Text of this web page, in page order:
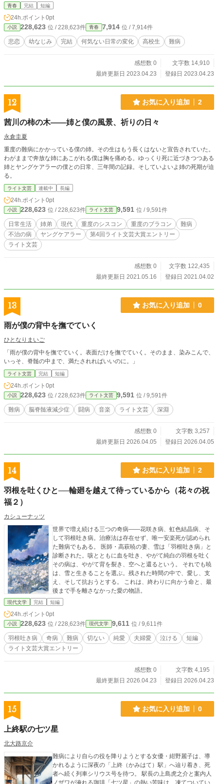
青春 完結 短編
24h.ポイント 0pt
小説 228,623 位 / 228,623件 青春 7,914 位 / 7,914件
悲恋 幼なじみ 完結 何気ない日常の変化 高校生 難病
感想数 0
文字数 14,910
最終更新日 2023.04.23
登録日 2023.04.23
12 お気に入り追加 2
茜川の柿の木――姉と僕の風景、祈りの日々
永倉圭夏
重度の難病にかかっている僕の姉。その生はもう長くはないと宣告されていた。
わがままで奔放な姉にあこがれる僕は胸を痛める。ゆっくり死に近づきつつある
姉とヤングケアラーの僕との日常、三年間の記録。そしていよいよ姉の死期が迫
る。
ライト文芸 連載中 長編
24h.ポイント 0pt
小説 228,623 位 / 228,623件 ライト文芸 9,591 位 / 9,591件
日常生活 姉弟 現代 重度のシスコン 重度のブラコン
難病
不治の病
ヤングケアラー
第4回ライト文芸大賞エントリー
ライト文芸
感想数 0
文字数 122,435
最終更新日 2021.05.16
登録日 2021.04.02
13 お気に入り追加 0
雨が僕の背中を撫でていく
ひとなりまいご
「雨が僕の背中を撫でていく。表面だけを撫でていく。そのまま、染みこんで、
いっそ、脊髄の中まで、満たされればいいのに。」
ライト文芸 完結 短編
24h.ポイント 0pt
小説 228,623 位 / 228,623件 ライト文芸 9,591 位 / 9,591件
難病 脳脊髄液減少症 闘病 音楽 ライト文芸 深淵
感想数 0
文字数 3,257
最終更新日 2026.04.05
登録日 2026.04.05
14 お気に入り追加 2
羽根を吐くひと──輪廻を越えて待っているから（花々の祝
福２）
カシューナッツ
世界で増え続ける三つの奇病――花咲き病、虹色結晶病、そ
して羽根吐き病。治療法は存在せず、唯一安楽死が認められ
た難病でもある。 医師・高萩暁の妻、雪は「羽根吐き病」と
診断された。咳とともに血を吐き、やがて純白の羽根を吐く
その病は、やがて背を裂き、空へと還るという。 それでも暁
は、雪と生きることを選ぶ。残された時間の中で、愛し、支
え、そして抗おうとする。 これは、終わりに向かう命と、最
後まで手を離さなかった愛の物語。
現代文学 完結 短編
24h.ポイント 0pt
小説 228,623 位 / 228,623件 現代文学 9,611 位 / 9,611件
羽根吐き病 奇病 難病 切ない 純愛 夫婦愛 泣ける
短編
ライト文芸大賞エントリー
感想数 0
文字数 4,195
最終更新日 2026.04.23
登録日 2026.04.23
15 お気に入り追加 0
上終駅の七ツ星
北大路京介
難病により自らの役を降りようとする女優・紺野麗子は、導
かれるように深夜の「上終（かみはて）駅」へ辿り着き、死
者へ続く列車シリウス号を待つ。 駅長の上島虎之介と案内人
ノザワが淹れる珈琲「七ツ星」の熱い苦味は、凍てついてい